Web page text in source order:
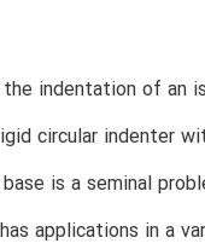
indentation of an
circular indenter
is a seminal
applications in a